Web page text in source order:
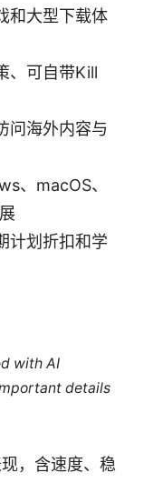
和大型下载体
、可自带Kill
问海外内容与
、macOS、
计划折扣和学
with AI
details
，含速度、稳